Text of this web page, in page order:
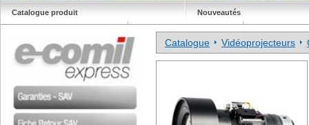
Catalogue produit Nouveautés
Site Comil
Catalogue Vidéoprojecteurs